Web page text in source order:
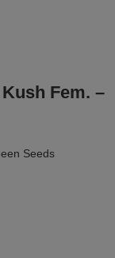
Fem. –
Seeds